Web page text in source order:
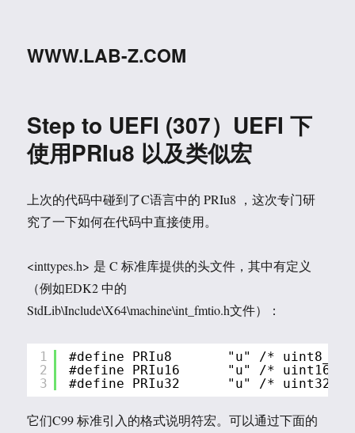
WWW.LAB-Z.COM
Step to UEFI (307）UEFI 下
使用PRIu8 以及类似宏
上次的代码中碰到了C语言中的 PRIu8 ，这次专门研
究了一下如何在代码中直接使用。
<inttypes.h> 是 C 标准库提供的头文件，其中有定义
（例如EDK2 中的
StdLib\Include\X64\machine\int_fmtio.h文件）：
1
2
3
#define PRIu8       "u" /* uint8_t
#define PRIu16      "u" /* uint16_t
#define PRIu32      "u" /* uint32_t
它们C99 标准引入的格式说明符宏。可以通过下面的